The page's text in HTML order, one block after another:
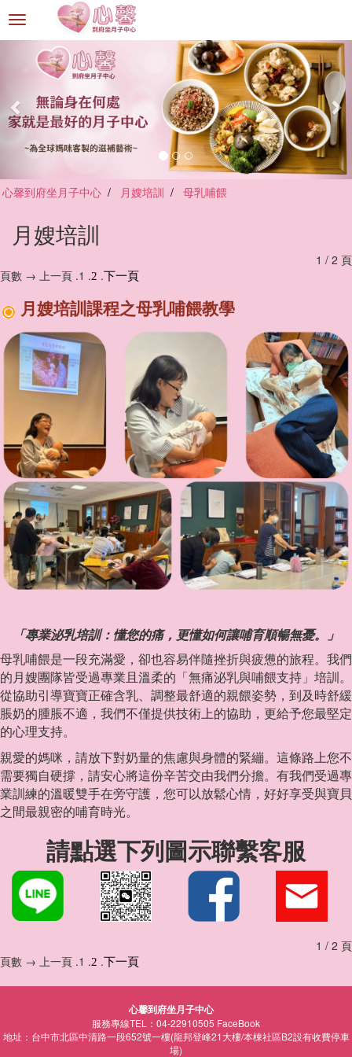
選
單
心馨到府坐月子中心 月嫂培訓 母乳哺餵
月嫂培訓
1 / 2 頁
頁數 → 上一頁 .1 .2 .下一頁
月嫂培訓課程之母乳哺餵教學
「專業泌乳培訓：懂您的痛，更懂如何讓哺育順暢無憂。」
母乳哺餵是一段充滿愛，卻也容易伴隨挫折與疲憊的旅程。我們
的月嫂團隊皆受過專業且溫柔的「無痛泌乳與哺餵支持」培訓。
從協助引導寶寶正確含乳、調整最舒適的親餵姿勢，到及時舒緩
脹奶的腫脹不適，我們不僅提供技術上的協助，更給予您最堅定
的心理支持。
親愛的媽咪，請放下對奶量的焦慮與身體的緊繃。這條路上您不
需要獨自硬撐，請安心將這份辛苦交由我們分擔。有我們受過專
業訓練的溫暖雙手在旁守護，您可以放鬆心情，好好享受與寶貝
之間最親密的哺育時光。
請點選下列圖示聯繫客服
1 / 2 頁
頁數 → 上一頁 .1 .2 .下一頁
心馨到府坐月子中心
服務專線TEL：04-22910505 FaceBook
地址：台中市北區中清路一段652號一樓(龍邦登峰21大樓/本棟社區B2設有收費停車
場)